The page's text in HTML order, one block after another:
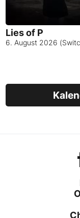
Lies of P
6. August 2026